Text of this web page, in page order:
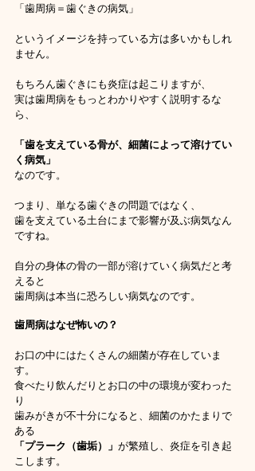
「歯周病＝歯ぐきの病気」
というイメージを持っている方は多いかもしれ
ません。
もちろん歯ぐきにも炎症は起こりますが、
実は歯周病をもっとわかりやすく説明するな
ら、
「歯を支えている骨が、細菌によって溶けてい
く病気」
なのです。
つまり、単なる歯ぐきの問題ではなく、
歯を支えている土台にまで影響が及ぶ病気なん
ですね。
自分の身体の骨の一部が溶けていく病気だと考
えると
歯周病は本当に恐ろしい病気なのです。
歯周病はなぜ怖いの？
お口の中にはたくさんの細菌が存在していま
す。
食べたり飲んだりとお口の中の環境が変わった
り
歯みがきが不十分になると、細菌のかたまりで
ある
「プラーク（歯垢）」 が繁殖し、炎症を引き起
こします。